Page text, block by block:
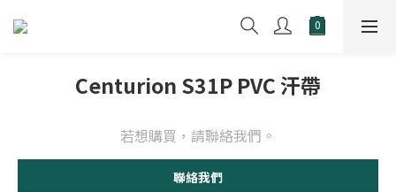
Centurion S31P PVC 汗帶
若想購買，請聯絡我們。
聯絡我們